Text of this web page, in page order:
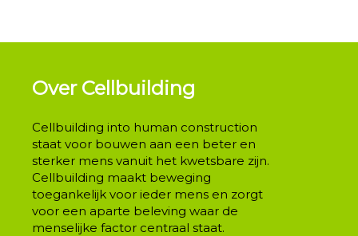
Over Cellbuilding
Cellbuilding into human construction
staat voor bouwen aan een beter en
sterker mens vanuit het kwetsbare zijn.
Cellbuilding maakt beweging
toegankelijk voor ieder mens en zorgt
voor een aparte beleving waar de
menselijke factor centraal staat.